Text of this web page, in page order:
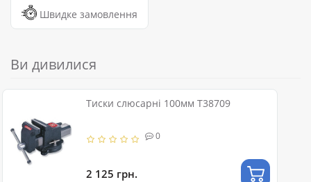
Швидке замовлення
Ви дивилися
Тиски слюсарні 100мм T38709
0
2 125 грн.